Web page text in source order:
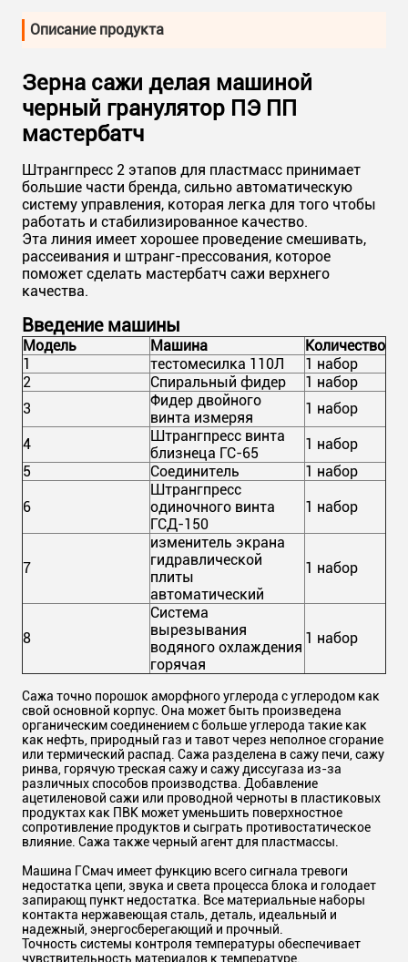
Описание продукта
Зерна сажи делая машиной
черный гранулятор ПЭ ПП
мастербатч
Штрангпресс 2 этапов для пластмасс принимает
большие части бренда, сильно автоматическую
систему управления, которая легка для того чтобы
работать и стабилизированное качество.
Эта линия имеет хорошее проведение смешивать,
рассеивания и штранг-прессования, которое
поможет сделать мастербатч сажи верхнего
качества.
Введение машины
Модель Машина
Количество
1
тестомесилка 110Л
1 набор
2
Спиральный фидер
1 набор
3
Фидер двойного
винта измеряя
1 набор
4
Штрангпресс винта
близнеца ГС-65
1 набор
5
Соединитель 1 набор
6
Штрангпресс
одиночного винта
ГСД-150
1 набор
7
изменитель экрана
гидравлической
плиты
автоматический
1 набор
8
Система
вырезывания
водяного охлаждения
горячая
1 набор
Сажа точно порошок аморфного углерода с углеродом как
свой основной корпус. Она может быть произведена
органическим соединением с больше углерода такие как
как нефть, природный газ и тавот через неполное сгорание
или термический распад. Сажа разделена в сажу печи, сажу
ринва, горячую треская сажу и сажу диссугаза из-за
различных способов производства. Добавление
ацетиленовой сажи или проводной черноты в пластиковых
продуктах как ПВК может уменьшить поверхностное
сопротивление продуктов и сыграть противостатическое
влияние. Сажа также черный агент для пластмассы.
Машина ГСмач имеет функцию всего сигнала тревоги
недостатка цепи, звука и света процесса блока и голодает
запирающ пункт недостатка. Все материальные наборы
контакта нержавеющая сталь, деталь, идеальный и
надежный, энергосберегающий и прочный.
Точность системы контроля температуры обеспечивает
чувствительность материалов к температуре.